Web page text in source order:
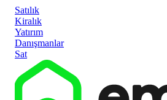
Satılık
Kiralık
Yatırım
Danışmanlar
Sat